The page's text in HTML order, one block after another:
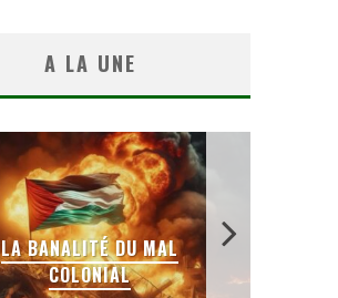
A LA UNE
LA BANALITÉ DU MAL
COLONIAL